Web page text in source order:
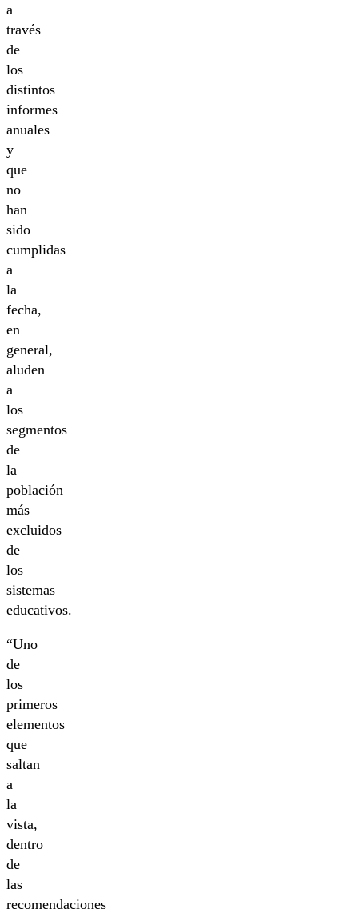
a
través
de
los
distintos
informes
anuales
y
que
no
han
sido
cumplidas
a
la
fecha,
en
general,
aluden
a
los
segmentos
de
la
población
más
excluidos
de
los
sistemas
educativos.
“Uno
de
los
primeros
elementos
que
saltan
a
la
vista,
dentro
de
las
recomendaciones